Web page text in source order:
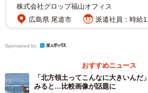
と言えよう。
ありながらも、経済や民間交流は活発に
は、この「経熱」の部分にも明確な冷え
ている。イベントの中止は、単に文化的
株式会社グロップ福山オフィス
広島県 尾道市
派遣社員：時給
Sponsored by
おすすめニュース
「北方領土ってこんなに大きいんだ
みると…比較画像が話題に